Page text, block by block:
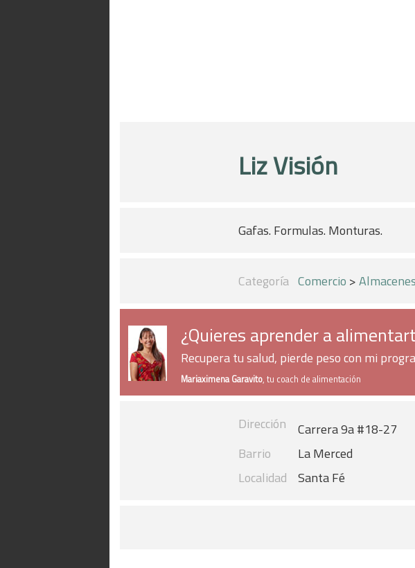
Liz Visión
Gafas. Formulas. Monturas.
Categoría Comercio >Almacenes
¿Quieres aprender a
Recupera tu salud, pierde peso con mi
Mariaximena Garavito, tu coach de alimentación
Dirección
Carrera 9a #18-27
Barrio
La Merced
Localidad
Santa Fé